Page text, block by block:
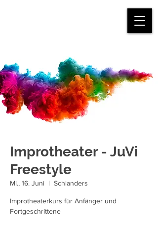
Improtheater - JuVi
Freestyle
Mi., 16. Juni
  |
Schlanders
Improtheaterkurs für Anfänger und
Fortgeschrittene